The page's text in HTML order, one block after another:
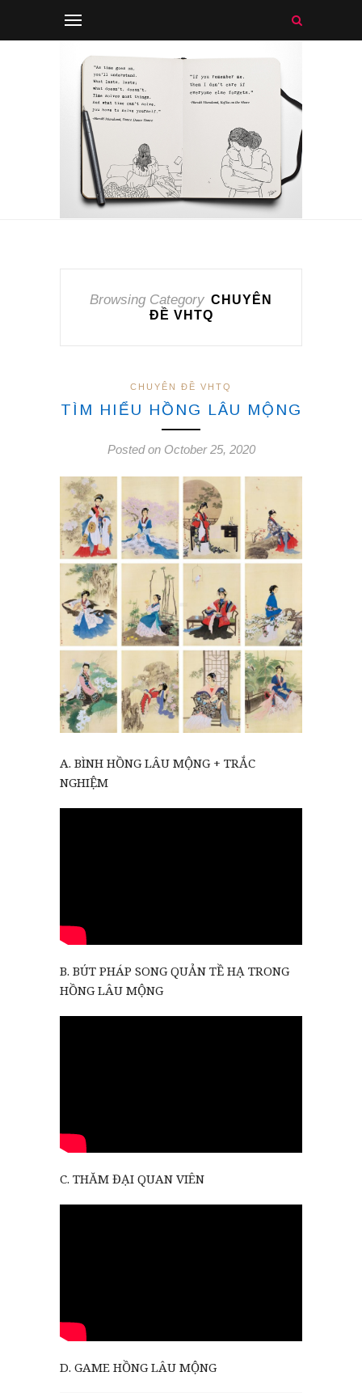
Browsing Category CHUYÊN
ĐỀ VHTQ
CHUYÊN ĐỀ VHTQ
TÌM HIỂU HỒNG LÂU MỘNG
Posted on October 25, 2020
A. BÌNH HỒNG LÂU MỘNG + TRẮC
NGHIỆM
B. BÚT PHÁP SONG QUẢN TỀ HẠ TRONG
HỒNG LÂU MỘNG
C. THĂM ĐẠI QUAN VIÊN
D. GAME HỒNG LÂU MỘNG